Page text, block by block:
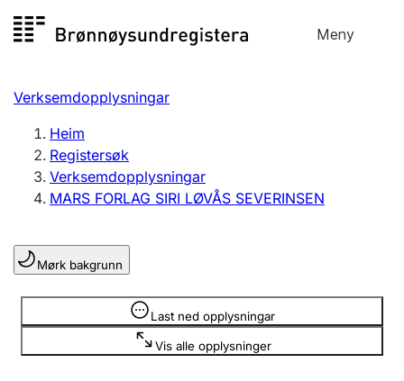
til
Meny
Registersøk
Aksjeselskap
Enkeltpersonføretak
Registrere, endre, slette
Lag og foreining
Registrere, endre, slette
Verksemdopplysningar
Heim
Registersøk
Verksemdopplysningar
MARS FORLAG SIRI LØVÅS SEVERINSEN
Mørk bakgrunn
Last ned opplysningar
Vis alle opplysninger
Opplysninger er skjult